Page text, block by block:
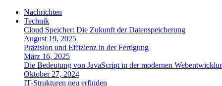
Nachrichten
Technik
Cloud Speicher: Die Zukunft der Datenspeicherung
August 19, 2025
Präzision und Effizienz in der Fertigung
März 16, 2025
Die Bedeutung von JavaScript in der modernen
Oktober 27, 2024
IT-Strukturen neu erfinden